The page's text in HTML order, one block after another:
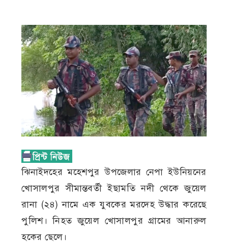
ঝিনাইদহের মহেশপুর উপজেলার নেপা ইউনিয়নের
খোসালপুর সীমান্তবর্তী ইছামতি নদী থেকে জুয়েল
রানা (২৪) নামে এক যুবকের মরদেহ উদ্ধার করেছে
পুলিশ। নিহত জুয়েল খোসালপুর গ্রামের আনারুল
হকের ছেলে।